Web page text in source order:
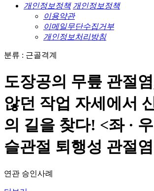
개인정보정책 개인정보정책
이용약관
이메일무단수집거부
개인정보처리방침
분류 : 근골격계
도장공의 무릎 관절
않던 작업 자세에서
의 길을 찾다! <좌 ·
슬관절 퇴행성 관절
연관 승인사례